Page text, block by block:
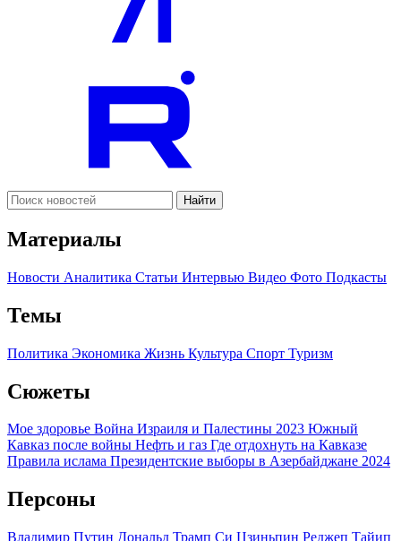
Найти
Материалы
Новости Аналитика Статьи Интервью Видео Фото Подкасты
Темы
Политика Экономика Жизнь Культура Спорт Туризм
Сюжеты
Мое здоровье Война Израиля и Палестины 2023 Южный
Кавказ после войны Нефть и газ Где отдохнуть на Кавказе
Правила ислама Президентские выборы в Азербайджане 2024
Персоны
Владимир Путин Дональд Трамп Си Цзиньпин Реджеп Тайип